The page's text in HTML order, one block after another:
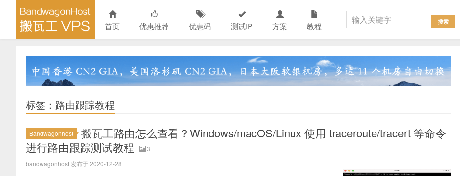
首页 优惠推荐 优惠码 测试IP 方案 教程
标签：路由跟踪教程
Bandwagonhost
搬瓦工路由怎么查看？Windows/macOS/Linux 使用 traceroute/tracert 等命令
进行路由跟踪测试教程
3
bandwagonhost 发布于 2020-12-28